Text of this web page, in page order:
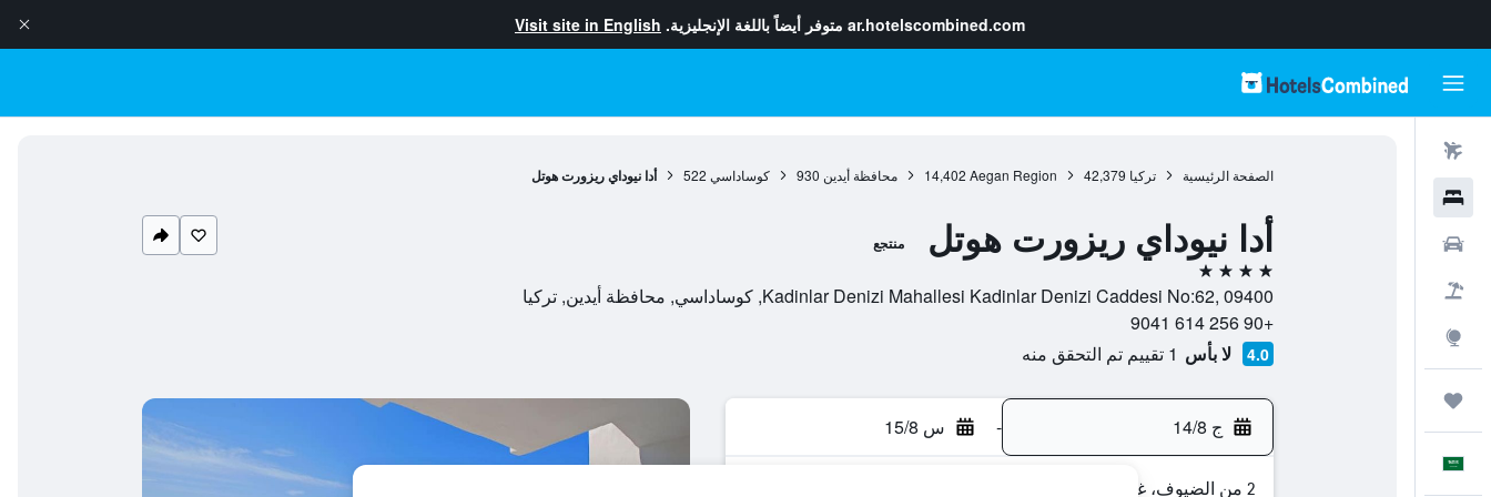
ar.hotelscombined.com متوفر أيضاً باللغة الإنجليزية. Visit site in English
الصفحة الرئيسية تركيا 42,379
Aegan Region
14,402 محافظة أيدين 930 كوساداسي 522 أدا نيوداي ريزورت هوتل
أدا نيوداي ريزورت هوتل منتجع
4 نجوم
Kadinlar Denizi Mahallesi Kadinlar Denizi Caddesi No:62, 09400, كوساداسي, محافظة أيدين, تركيا
+90 256 614 9041
4.0 لا بأس 1 تقييم تم التحقق منه
ج 14/8 - س 15/8
2 من الضيوف، غرفة واحدة